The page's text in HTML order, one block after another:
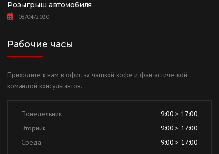
Розыгрыш автомобиля
08/04/2020
Рабочие часы
Приходите к нам в офис за чашкой кофе и фантастической
командой консультантов.
Понедельник
9:00 > 17:00
Вторник
9:00 > 17:00
Среда
9:00 > 17:00